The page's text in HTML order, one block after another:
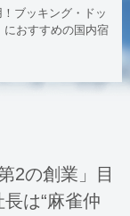
ング・ドッ
めの国内宿
テレ
2の創業」目
は“麻雀仲